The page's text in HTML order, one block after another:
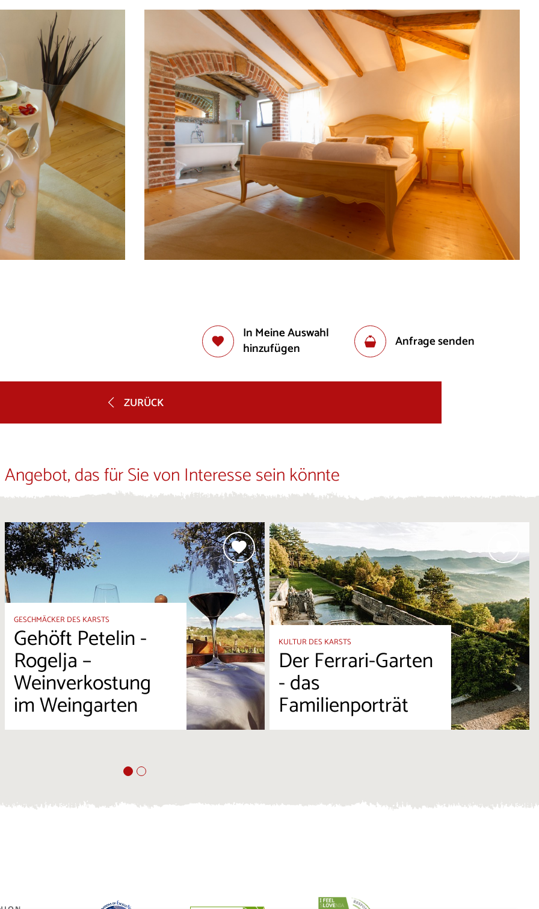
In Meine Auswahl
hinzufügen
Anfrage senden
ZURÜCK
das für Sie von Interesse sein könnte
GESCHMÄCKER DES KARSTS
Gehöft Petelin -
Rogelja –
Weinverkostung
im Weingarten
KULTUR DES KARSTS
Der Ferrari-Garten
- das
Familienporträt